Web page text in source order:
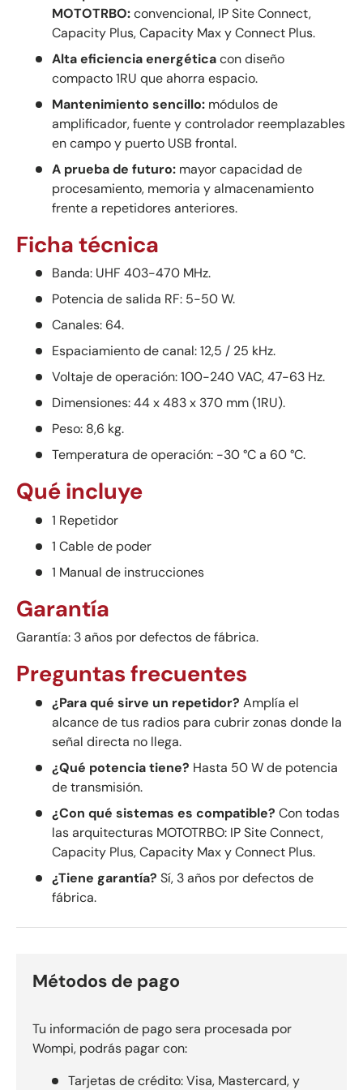
MOTOTRBO:convencional, IP Site Connect,
Capacity Plus, Capacity Max y Connect Plus.
Alta eficiencia energéticacon diseño
compacto 1RU que ahorra espacio.
Mantenimiento sencillo: módulos de
amplificador, fuente y controlador reemplazables
en campo y puerto USB frontal.
A prueba de futuro: mayor capacidad de
procesamiento, memoria y almacenamiento
frente a repetidores anteriores.
Ficha técnica
Banda: UHF 403-470 MHz.
Potencia de salida RF: 5-50 W.
Canales: 64.
Espaciamiento de canal: 12,5 / 25 kHz.
Voltaje de operación: 100-240 VAC, 47-63 Hz.
Dimensiones: 44 x 483 x 370 mm (1RU).
Peso: 8,6 kg.
Temperatura de operación: -30 °C a 60 °C.
Qué incluye
1 Repetidor
1 Cable de poder
1 Manual de instrucciones
Garantía
Garantía: 3 años por defectos de fábrica.
Preguntas frecuentes
¿Para qué sirve un repetidor? Amplía el
alcance de tus radios para cubrir zonas donde la
señal directa no llega.
¿Qué potencia tiene? Hasta 50 W de potencia
de transmisión.
¿Con qué sistemas es compatible? Con todas
las arquitecturas MOTOTRBO: IP Site Connect,
Capacity Plus, Capacity Max y Connect Plus.
¿Tiene garantía? Sí, 3 años por defectos de
fábrica.
Métodos de pago
Tu información de pago sera procesada por
Wompi, podrás pagar con:
Tarjetas de crédito: Visa, Mastercard, y